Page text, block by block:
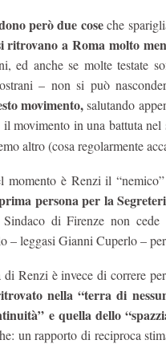
però due coseche
ritrovano a Roma molto
ed anche se molte testate
– non si può
movimento,salutando
movimento in una battuta nel
altro (cosa regolarmente
momento è Renzi il
persona per la
di Firenze non cede
– leggasi Gianni Cuperlo –
di Renzi è invece di correre
nella “terra di
e quella dello
un rapporto di reciproca